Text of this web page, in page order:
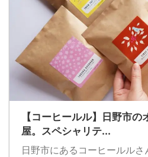
【コーヒールル】日野市
屋。スペシャリテ...
日野市にあるコーヒールル